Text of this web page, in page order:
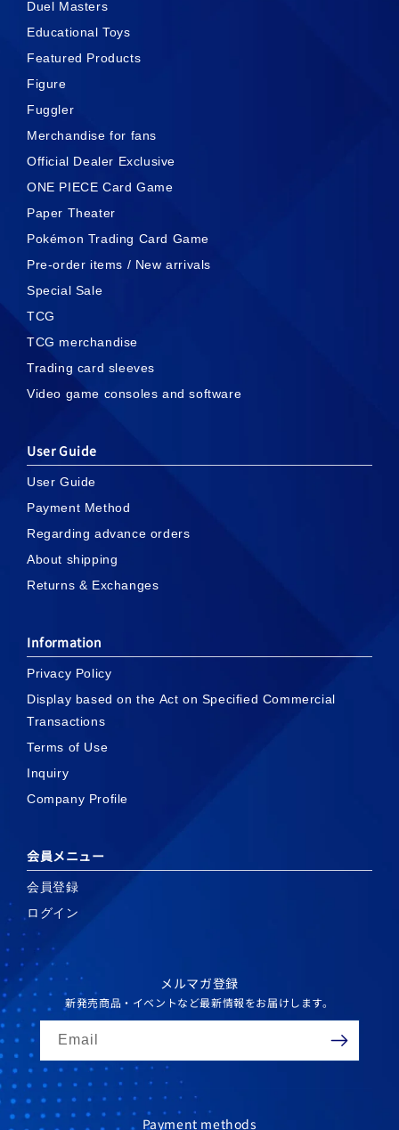
Duel Masters
Educational Toys
Featured Products
Figure
Fuggler
Merchandise for fans
Official Dealer Exclusive
ONE PIECE Card Game
Paper Theater
Pokémon Trading Card Game
Pre-order items / New arrivals
Special Sale
TCG
TCG merchandise
Trading card sleeves
Video game consoles and software
User Guide
User Guide
Payment Method
Regarding advance orders
About shipping
Returns & Exchanges
Information
Privacy Policy
Display based on the Act on Specified Commercial
Transactions
Terms of Use
Inquiry
Company Profile
会員メニュー
会員登録
ログイン
メルマガ登録
新発売商品・イベントなど最新情報をお届けします。
Email
Payment methods